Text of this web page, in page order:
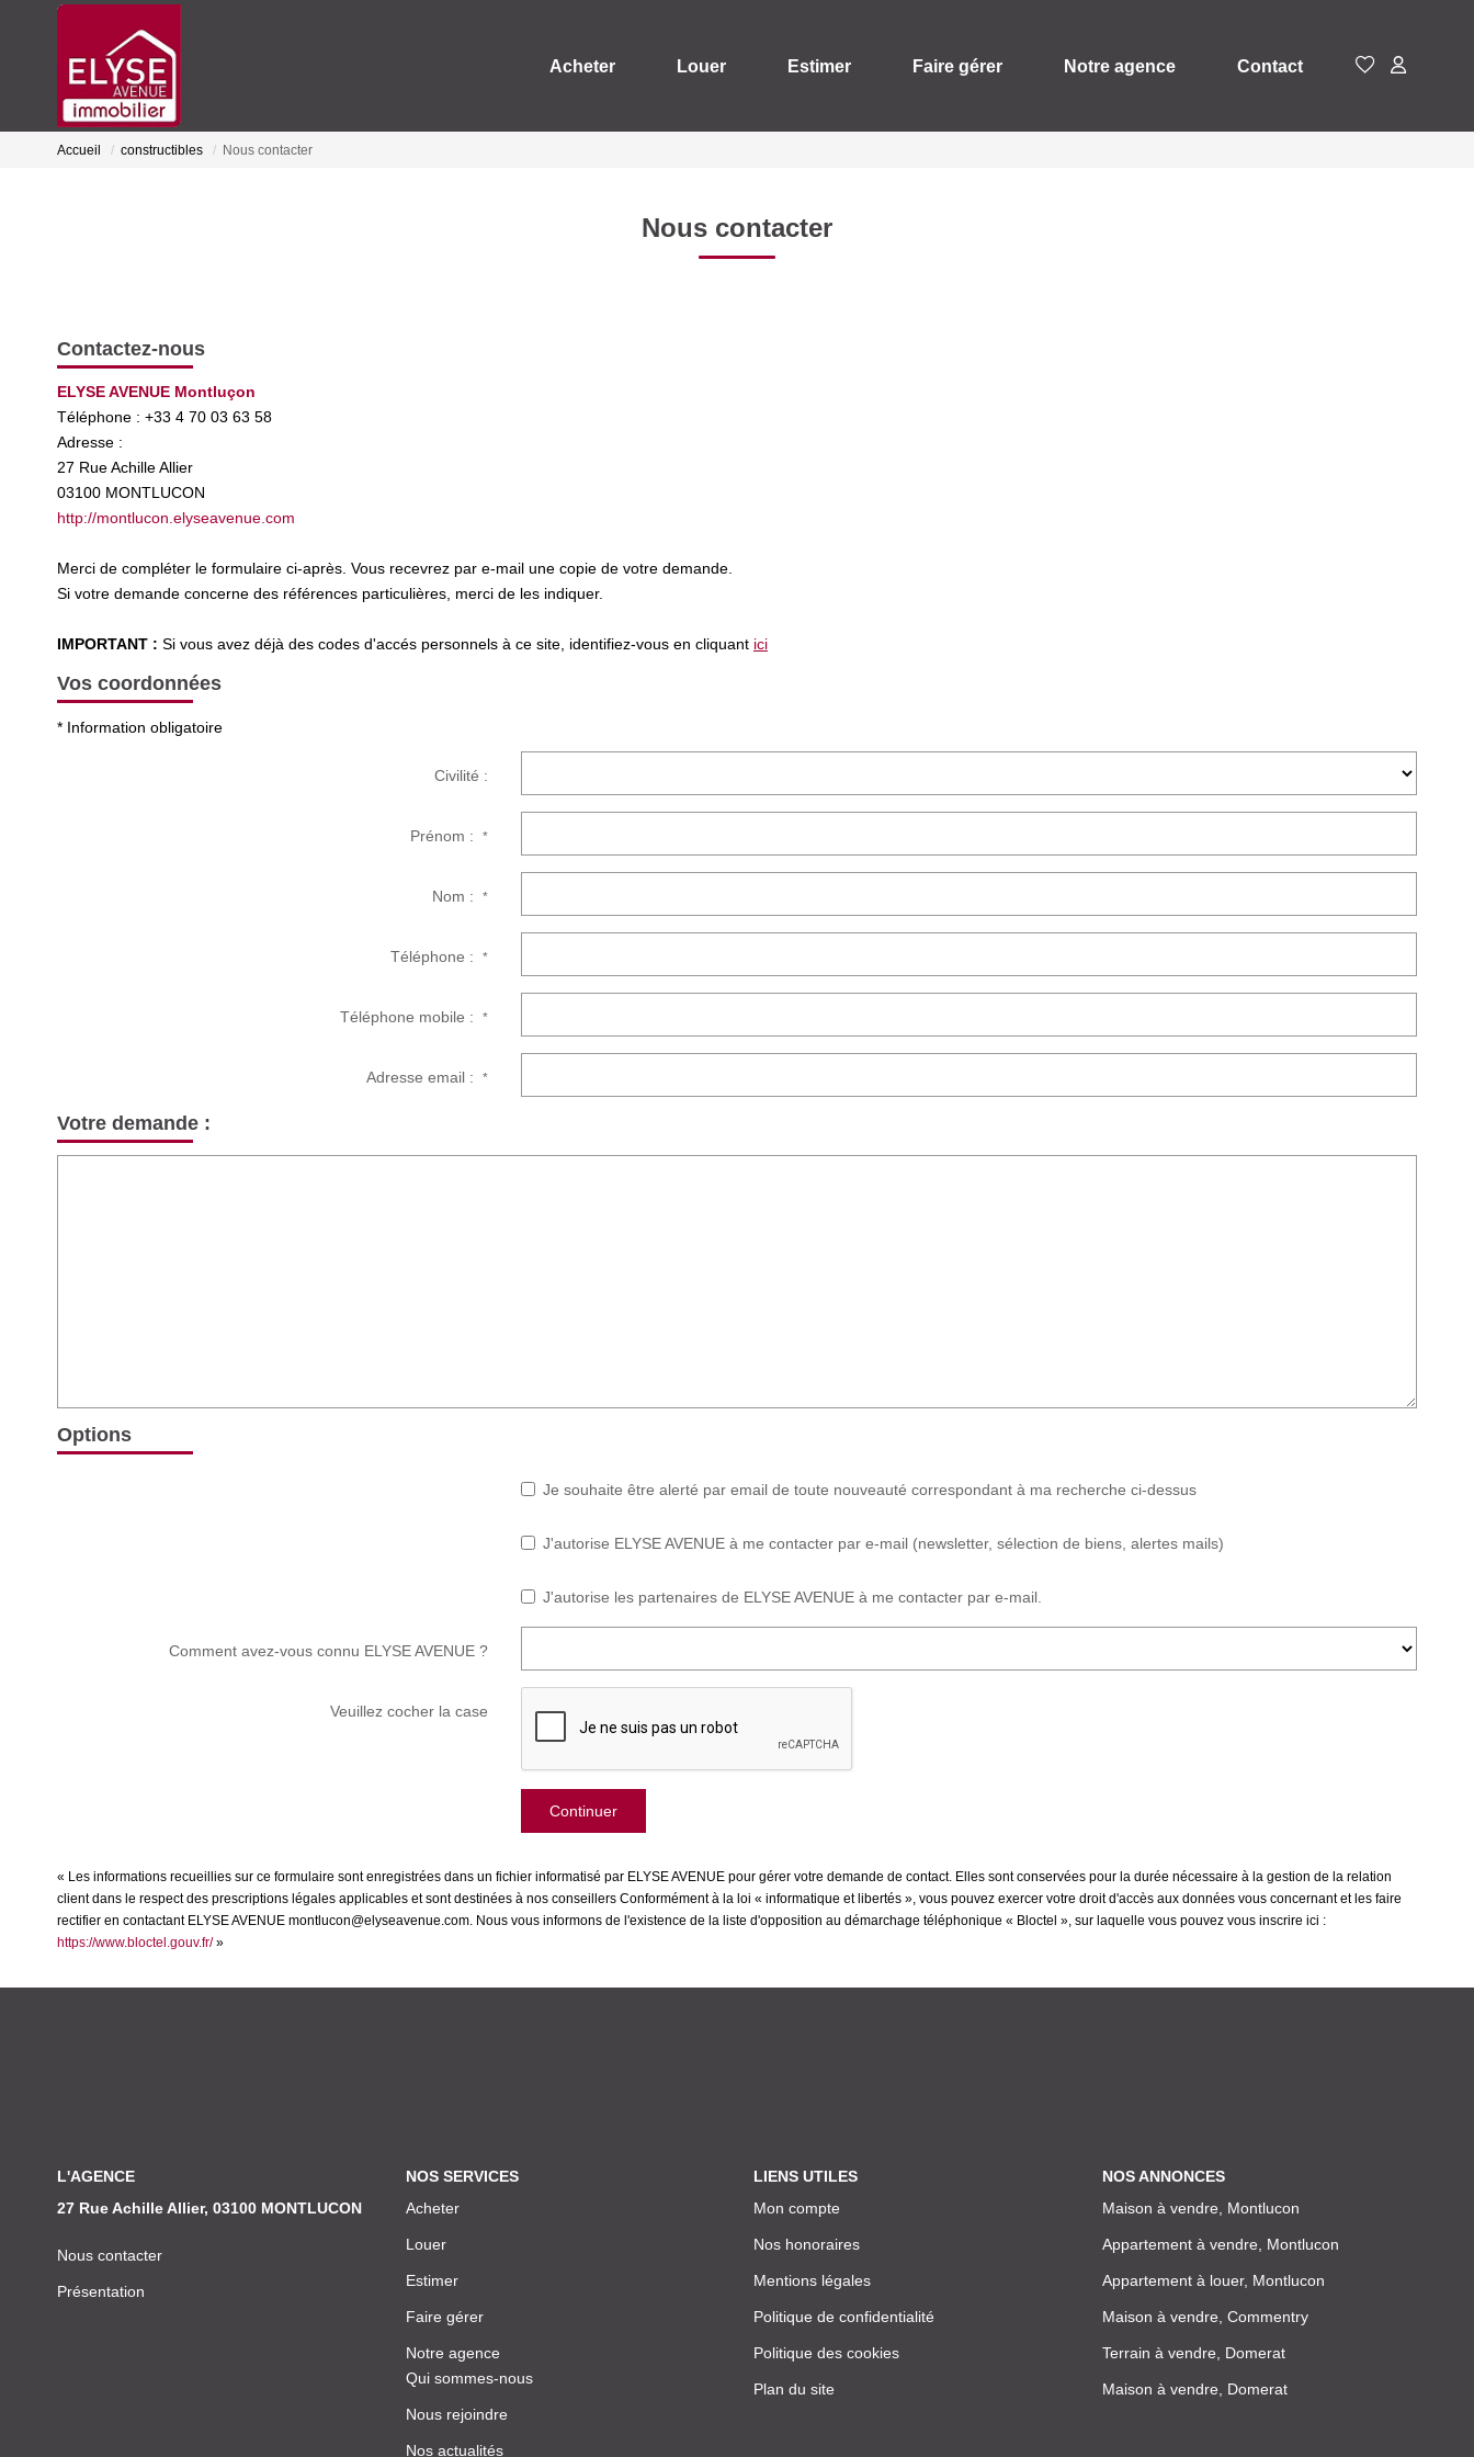
Acheter Louer Estimer Faire gérer Notre agence Contact
Accueil constructibles Nous contacter
Nous contacter
Contactez-nous
ELYSE AVENUE Montluçon
Téléphone : +33 4 70 03 63 58
Adresse :
27 Rue Achille Allier
03100 MONTLUCON
http://montlucon.elyseavenue.com
Merci de compléter le formulaire ci-après. Vous recevrez par e-mail une copie de votre demande.
Si votre demande concerne des références particulières, merci de les indiquer.
IMPORTANT : Si vous avez déjà des codes d'accés personnels à ce site, identifiez-vous en cliquant ici
Vos coordonnées
* Information obligatoire
Civilité :
Prénom :*
Nom :*
Téléphone :*
Téléphone mobile :*
Adresse email :*
Votre demande :
Options
Je souhaite être alerté par email de toute nouveauté correspondant à ma recherche ci-dessus
J'autorise ELYSE AVENUE à me contacter par e-mail (newsletter, sélection de biens, alertes mails)
J'autorise les partenaires de ELYSE AVENUE à me contacter par e-mail.
Comment avez-vous connu ELYSE AVENUE ?
Veuillez cocher la case
Continuer
« Les informations recueillies sur ce formulaire sont enregistrées dans un fichier informatisé par ELYSE AVENUE pour gérer votre demande de contact. Elles sont conservées pour la durée nécessaire à la gestion de la relation
client dans le respect des prescriptions légales applicables et sont destinées à nos conseillers Conformément à la loi « informatique et libertés », vous pouvez exercer votre droit d'accès aux données vous concernant et les faire
rectifier en contactant ELYSE AVENUE montlucon@elyseavenue.com. Nous vous informons de l'existence de la liste d'opposition au démarchage téléphonique « Bloctel », sur laquelle vous pouvez vous inscrire ici :
https://www.bloctel.gouv.fr/»
L'AGENCE
27 Rue Achille Allier, 03100 MONTLUCON
Nous contacter
Présentation
NOS SERVICES
Acheter
Louer
Estimer
Faire gérer
Notre agence
Qui sommes-nous
Nous rejoindre
Nos actualités
LIENS UTILES
Mon compte
Nos honoraires
Mentions légales
Politique de confidentialité
Politique des cookies
Plan du site
NOS ANNONCES
Maison à vendre, Montlucon
Appartement à vendre, Montlucon
Appartement à louer, Montlucon
Maison à vendre, Commentry
Terrain à vendre, Domerat
Maison à vendre, Domerat